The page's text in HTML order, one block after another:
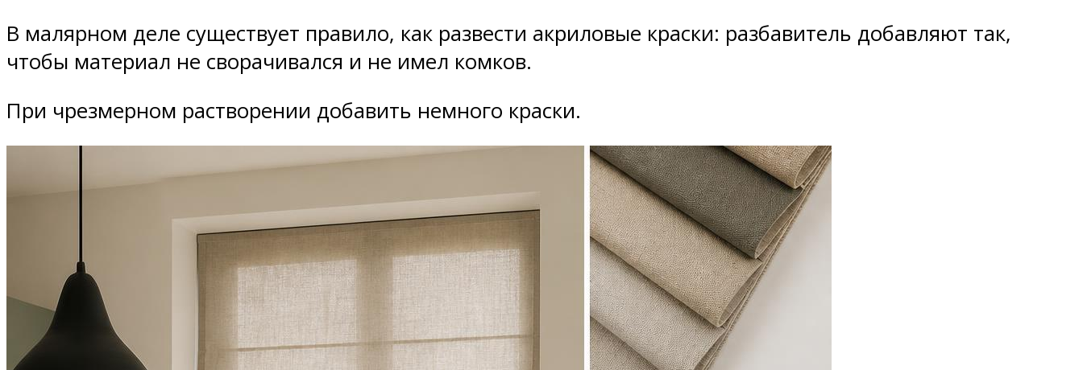
В малярном деле существует правило, как развести акриловые краски: разбавитель добавляют так,
чтобы материал не сворачивался и не имел комков.
При чрезмерном растворении добавить немного краски.